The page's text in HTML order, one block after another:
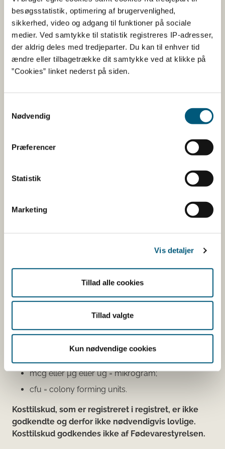
besøgsstatistik, optimering af brugervenlighed,
sikkerhed, video og adgang til funktioner på sociale
medier. Ved samtykke til statistik registreres IP-adresser,
der aldrig deles med tredjeparter. Du kan til enhver tid
ændre eller tilbagetrække dit samtykke ved at klikke på
”Cookies” linket nederst på siden.
Nødvendig
Præferencer
Statistik
Marketing
Vis detaljer
Tillad alle cookies
Tillad valgte
Kun nødvendige cookies
Informationerne er angivet af den virksomhed, der har
anmeldt produktet.
Her kan du bl.a. se, hvilke indholdsstoffer produktet
indeholder, og i hvilke mængder:
Vitaminer og mineraler.
Andre stoffer end vitaminer og
fysiologisk virkning.
Øvrige ingredienser.
Du kan som forbruger læse mere om kosttilskud
her
virksomhed, som har anmeldt produktet. Hvis du
virksomhedens smiley-status og de seneste
Den fødevareafdeling, der fører tilsyn med
virksomheden, er angivet.
Se fødevareafdelingernes adresser
mcg eller μg eller ug = mikrogram;
cfu = colony forming units.
Kosttilskud, som er registreret i registret, er ikke
godkendte og derfor ikke nødvendigvis lovlige.
Kosttilskud godkendes ikke af Fødevarestyrelsen.